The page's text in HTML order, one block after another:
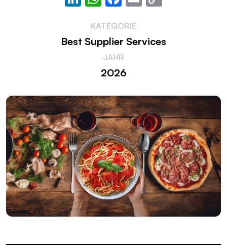
KATEGORIE
Best Supplier Services
JAHR
2026